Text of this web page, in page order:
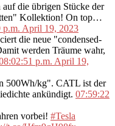
die übrigen Stücke der
Kollektion! On top…
p.m. April 19, 2023
die neue "condensed-
werden Träume wahr,
p.m. April 19,
500Wh/kg". CATL ist der
ankündigt. 07:59:22
vorbei! #Tesla